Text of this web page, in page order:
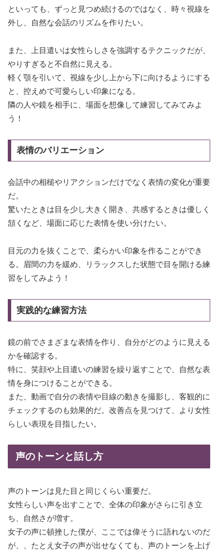
といっても、ずっと見つめ続けるのではなく、時々視線を
外し、自然な会話のリズムを作りたい。
また、上目遣いは女性らしさを強調するテクニックだが、
やりすぎると不自然に見える。
軽く顎を引いて、視線を少し上から下に向けるようにする
と、控えめで可愛らしい印象になる。
隣の人や鏡を相手に、場面を想像して練習してみてみよ
う！
表情のバリエーション
会話中の相槌やリアクションだけでなく表情の変化が重要
だ。
驚いたときは目を少し大きく開き、共感するときは優しく
頷くなど、場面に応じた表情を使い分けたい。
目元の力を抜くことで、柔らかい印象を作ることができ
る。眉間の力を緩め、リラックスした状態で目を開ける練
習をしてみよう！
実践的な練習方法
鏡の前でさまざまな表情を作り、自分がどのように見える
かを確認する。
特に、笑顔や上目遣いの練習を繰り返すことで、自然な表
情を身につけることができる。
また、動画で自分の表情や目線の動きを撮影し、客観的に
チェックするのも効果的だ。改善点を見つけて、より女性
らしい表現を目指したい。
声のトーンと話し方
声のトーンは見た目と同じくらい重要だ。
女性らしい声を出すことで、全体の印象がさらに引き立
ち、自然さが増す。
女子の声に頓挫した僕が、ここでは偉そうに語れないのだ
が、、たとえ女子の声が出せなくても、声のトーンを上げ